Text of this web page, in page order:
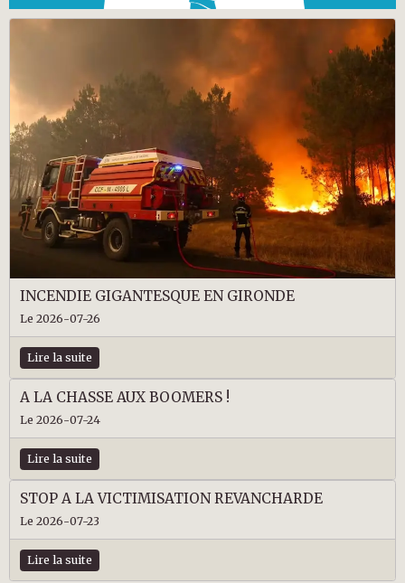
INCENDIE GIGANTESQUE EN GIRONDE
Le 2026-07-26
Lire la suite
A LA CHASSE AUX BOOMERS !
Le 2026-07-24
Lire la suite
STOP A LA VICTIMISATION REVANCHARDE
Le 2026-07-23
Lire la suite